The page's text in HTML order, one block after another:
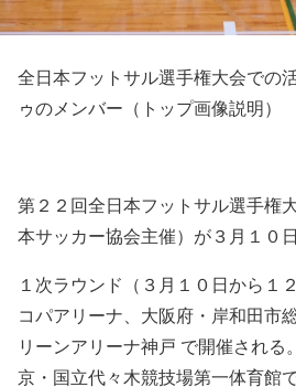
全日本フットサル選手権大会での
ゥのメンバー（トップ画像説明）
第２２回全日本フットサル選手権
本サッカー協会主催）が３月１０
１次ラウンド（３月１０日から１
コパアリーナ、大阪府・岸和田市
リーンアリーナ神戸 で開催される
京・国立代々木競技場第一体育館